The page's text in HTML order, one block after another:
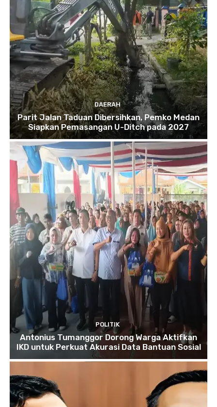
DAERAH
Parit Jalan Taduan Dibersihkan, Pemko Medan
Siapkan Pemasangan U-Ditch pada 2027
POLITIK
Antonius Tumanggor Dorong Warga Aktifkan
IKD untuk Perkuat Akurasi Data Bantuan Sosial